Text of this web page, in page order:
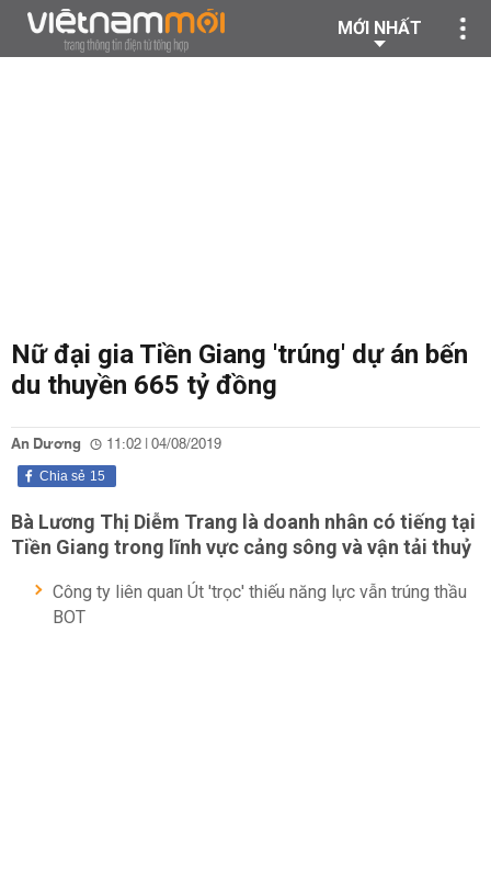
MỚI NHẤT
Nữ đại gia Tiền Giang 'trúng' dự án bến
du thuyền 665 tỷ đồng
An Dương 11:02 | 04/08/2019
15
Chia sẻ
Bà Lương Thị Diễm Trang là doanh nhân có tiếng tại
Tiền Giang trong lĩnh vực cảng sông và vận tải thuỷ
Công ty liên quan Út 'trọc' thiếu năng lực vẫn trúng thầu
BOT